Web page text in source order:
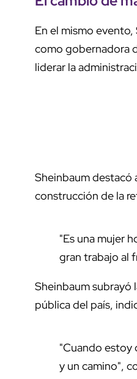
En el mismo
como gobernadora
liderar la
Sheinbaum destacó
construcción de la
"Es una mujer
gran trabajo al
Sheinbaum subrayó
pública del país,
"Cuando estoy
y un camino",